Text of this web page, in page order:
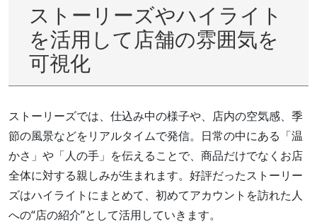
ストーリーズやハイライト
を活用して店舗の雰囲気を
可視化
ストーリーズでは、仕込み中の様子や、店内の空気感、季
節の風景などをリアルタイムで発信。日常の中にある「温
かさ」や「人の手」を伝えることで、商品だけでなくお店
全体に対する親しみが生まれます。好評だったストーリー
ズはハイライトにまとめて、初めてアカウントを訪れた人
への“店の紹介”として活用していきます。